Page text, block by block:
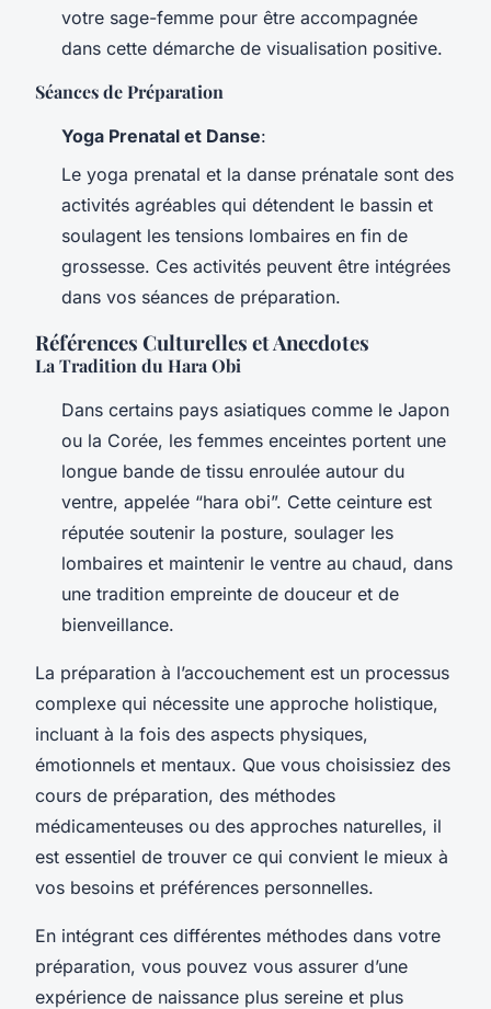
votre sage-femme pour être accompagnée
dans cette démarche de visualisation positive.
Séances de Préparation
Yoga Prenatal et Danse:
Le yoga prenatal et la danse prénatale sont des
activités agréables qui détendent le bassin et
soulagent les tensions lombaires en fin de
grossesse. Ces activités peuvent être intégrées
dans vos séances de préparation.
Références Culturelles et Anecdotes
La Tradition du Hara Obi
Dans certains pays asiatiques comme le Japon
ou la Corée, les femmes enceintes portent une
longue bande de tissu enroulée autour du
ventre, appelée “hara obi”. Cette ceinture est
réputée soutenir la posture, soulager les
lombaires et maintenir le ventre au chaud, dans
une tradition empreinte de douceur et de
bienveillance.
La préparation à l’accouchement est un processus
complexe qui nécessite une approche holistique,
incluant à la fois des aspects physiques,
émotionnels et mentaux. Que vous choisissiez des
cours de préparation, des méthodes
médicamenteuses ou des approches naturelles, il
est essentiel de trouver ce qui convient le mieux à
vos besoins et préférences personnelles.
En intégrant ces différentes méthodes dans votre
préparation, vous pouvez vous assurer d’une
expérience de naissance plus sereine et plus